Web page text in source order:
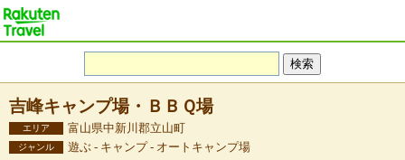
吉峰キャンプ場・ＢＢＱ場
エリア 富山県中新川郡立山町
ジャンル 遊ぶ - キャンプ - オートキャンプ場